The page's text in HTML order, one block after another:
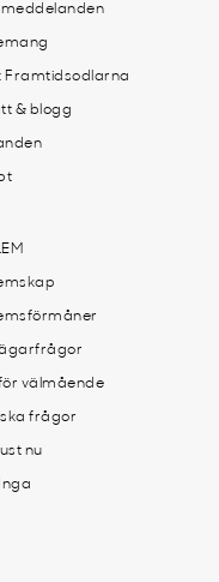
Framtidsodlarna
& blogg
välmående
frågor
nu